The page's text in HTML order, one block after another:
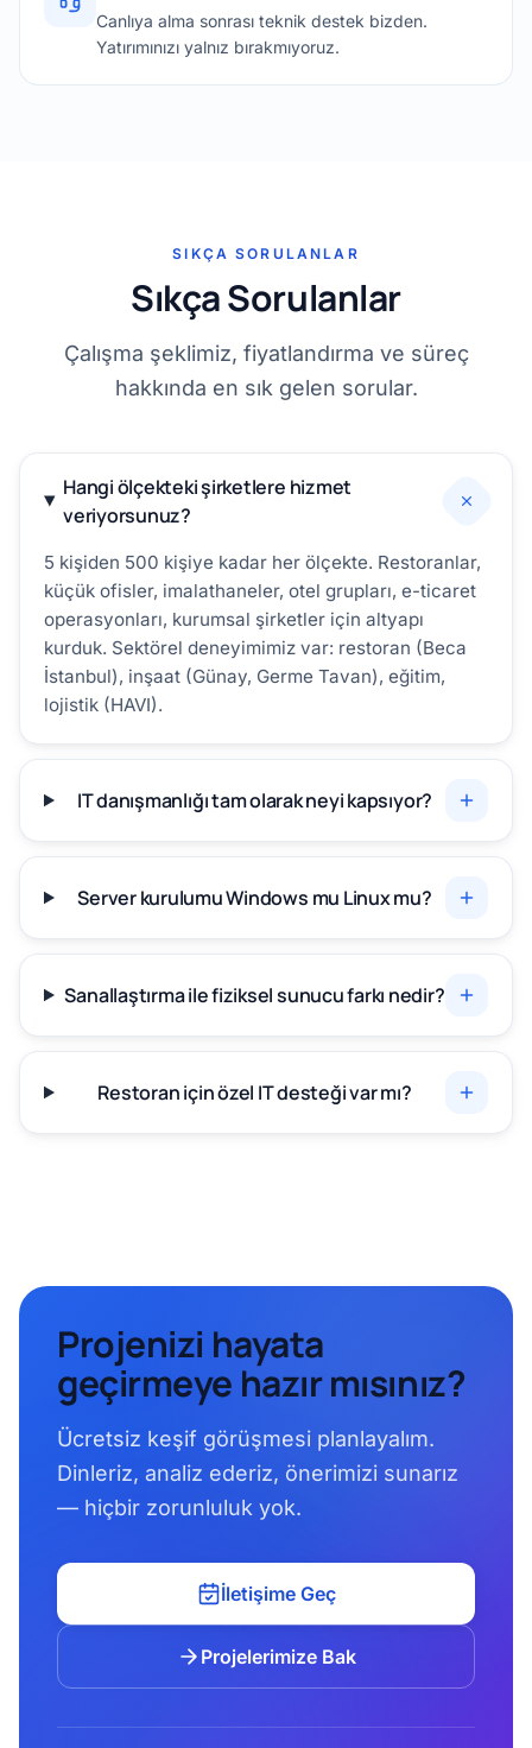
Canlıya alma sonrası teknik destek bizden.
Yatırımınızı yalnız bırakmıyoruz.
SIKÇA SORULANLAR
Sıkça Sorulanlar
Çalışma şeklimiz, fiyatlandırma ve süreç
hakkında en sık gelen sorular.
Hangi ölçekteki şirketlere hizmet
veriyorsunuz?
5 kişiden 500 kişiye kadar her ölçekte. Restoranlar,
küçük ofisler, imalathaneler, otel grupları, e-ticaret
operasyonları, kurumsal şirketler için altyapı
kurduk. Sektörel deneyimimiz var: restoran (Beca
İstanbul), inşaat (Günay, Germe Tavan), eğitim,
lojistik (HAVI).
IT danışmanlığı tam olarak neyi kapsıyor?
Server kurulumu Windows mu Linux mu?
Sanallaştırma ile fiziksel sunucu farkı nedir?
Restoran için özel IT desteği var mı?
Projenizi hayata
geçirmeye hazır mısınız?
Ücretsiz keşif görüşmesi planlayalım.
Dinleriz, analiz ederiz, önerimizi sunarız
— hiçbir zorunluluk yok.
İletişime Geç
Projelerimize Bak